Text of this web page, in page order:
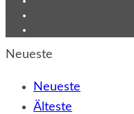
Neueste
Neueste
Älteste